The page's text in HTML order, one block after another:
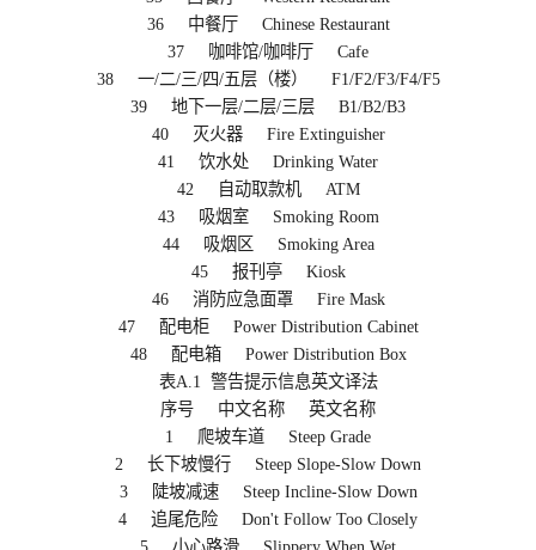
36 中餐厅 Chinese Restaurant
37 咖啡馆/咖啡厅 Cafe
38 一/二/三/四/五层（楼） F1/F2/F3/F4/F5
39 地下一层/二层/三层 B1/B2/B3
40 灭火器 Fire Extinguisher
41 饮水处 Drinking Water
42 自动取款机 ATM
43 吸烟室 Smoking Room
44 吸烟区 Smoking Area
45 报刊亭 Kiosk
46 消防应急面罩 Fire Mask
47 配电柜 Power Distribution Cabinet
48 配电箱 Power Distribution Box
表A.1 警告提示信息英文译法
序号 中文名称 英文名称
1 爬坡车道 Steep Grade
2 长下坡慢行 Steep Slope-Slow Down
3 陡坡减速 Steep Incline-Slow Down
4 追尾危险 Don't Follow Too Closely